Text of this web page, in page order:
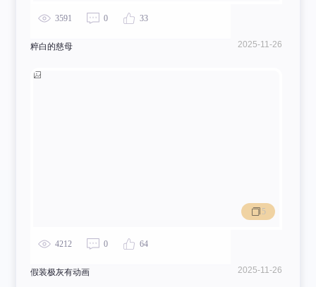
3591 0 33
粹白的慈母 2025-11-26
4212 0 64
假装极灰有动画 2025-11-26
5